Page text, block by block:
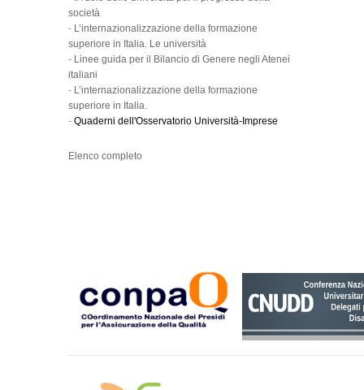
società
- L’internazionalizzazione della formazione
superiore in Italia. Le università
- Linee guida per il Bilancio di Genere negli Atenei
italiani
- L’internazionalizzazione della formazione
superiore in Italia.
- Quaderni dell'Osservatorio Università-Imprese
Elenco completo